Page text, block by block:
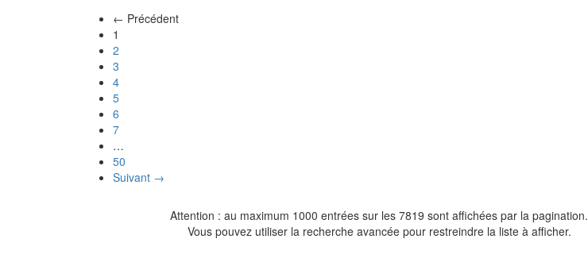
← Précédent
1
2
3
4
5
6
7
…
50
Suivant →
Attention : au maximum 1000 entrées sur les 7819 sont affichées par la pagination.
Vous pouvez utiliser la recherche avancée pour restreindre la liste à afficher.